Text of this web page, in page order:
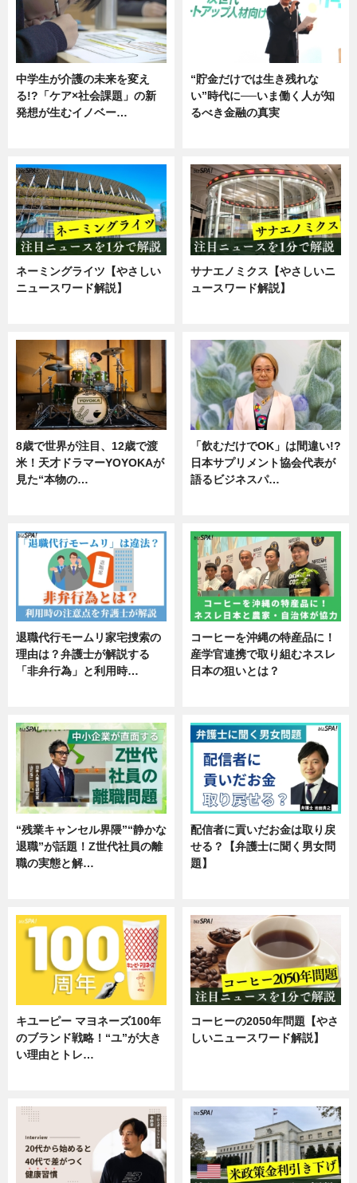
中学生が介護の未来を変え
る!?「ケア×社会課題」の新
発想が生むイノベー…
“貯金だけでは生き残れな
い”時代に──いま働く人が知
るべき金融の真実
ネーミングライツ【やさしい
ニュースワード解説】
サナエノミクス【やさしいニ
ュースワード解説】
8歳で世界が注目、12歳で渡
米！天才ドラマーYOYOKAが
見た“本物の…
「飲むだけでOK」は間違い!?
日本サプリメント協会代表が
語るビジネスパ…
退職代行モームリ家宅捜索の
理由は？弁護士が解説する
「非弁行為」と利用時…
コーヒーを沖縄の特産品に！
産学官連携で取り組むネスレ
日本の狙いとは？
“残業キャンセル界隈”“静かな
退職”が話題！Z世代社員の離
職の実態と解…
配信者に貢いだお金は取り戻
せる？【弁護士に聞く男女問
題】
キユーピー マヨネーズ100年
のブランド戦略！“ユ”が大き
い理由とトレ…
コーヒーの2050年問題【やさ
しいニュースワード解説】